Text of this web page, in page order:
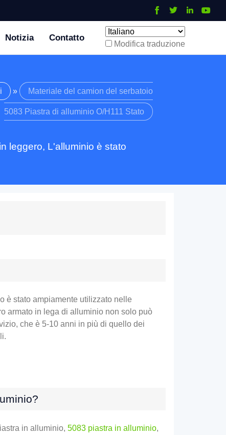
Notizia Contatto
Modifica traduzione
» Materiale del camion del serbatoio
5083 Piastra di alluminio O/H111 Stato
leggero, L'alluminio è stato
è stato ampiamente utilizzato nelle
armato in lega di alluminio non solo può
che è 5-10 anni in più di quello dei
in alluminio, 5083 piastra in alluminio,